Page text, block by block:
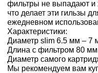
фильтры не выпадают и
что делает эти гильзы
ежедневном
Характеристики:
Диаметр slim 6.5 мм – 7
Длина с фильтром 80
Диаметр самого
Мы рекомендуем вам